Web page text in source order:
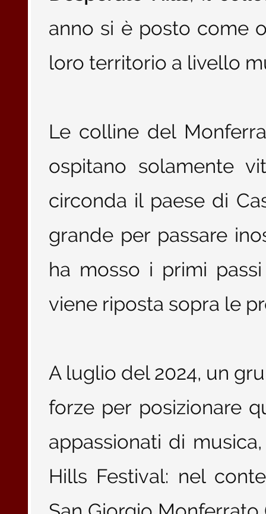
anno si è posto come
loro territorio a livello
Le colline del
ospitano solamente
circonda il paese di
grande per passare
ha mosso i primi
viene riposta sopra le
A luglio del 2024, un
forze per posizionare
appassionati di
Hills Festival: nel